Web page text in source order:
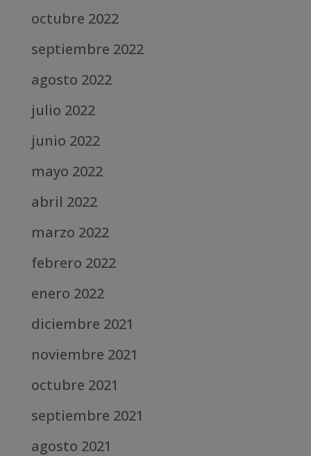
octubre 2022
septiembre 2022
agosto 2022
julio 2022
junio 2022
mayo 2022
abril 2022
marzo 2022
febrero 2022
enero 2022
diciembre 2021
noviembre 2021
octubre 2021
septiembre 2021
agosto 2021